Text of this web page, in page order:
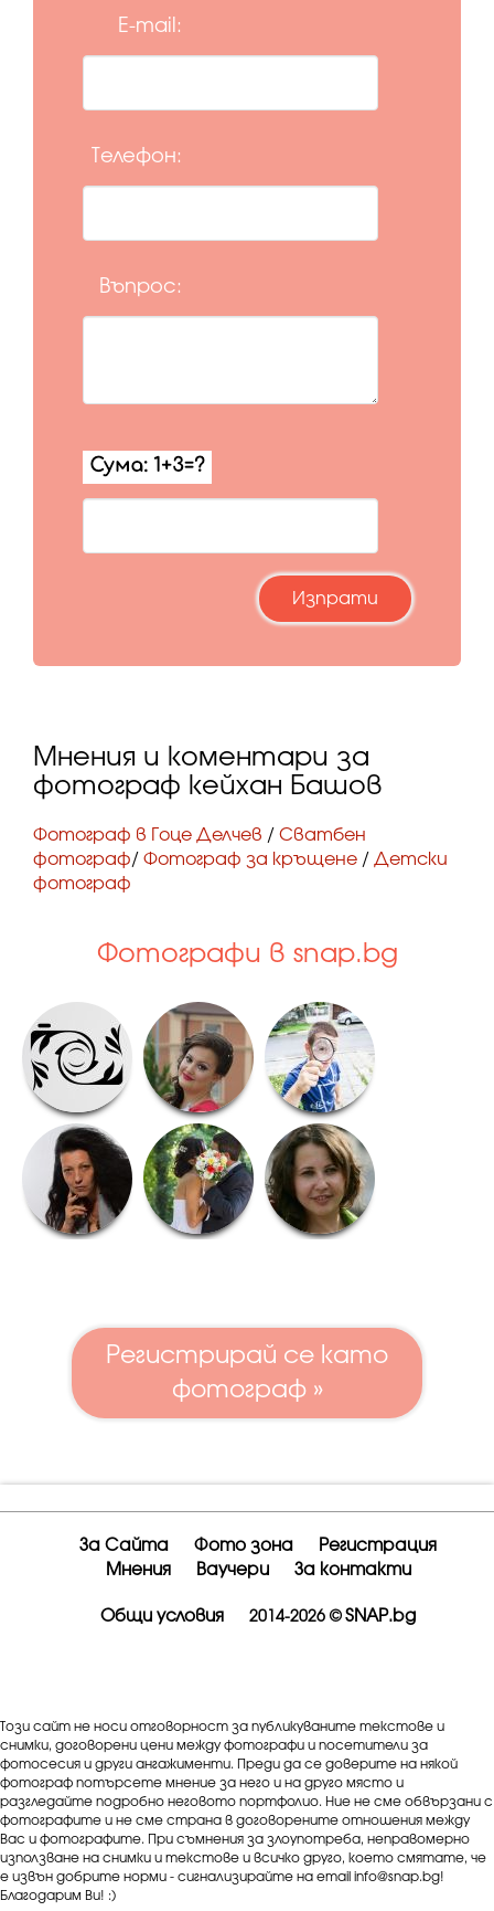
E-mail:
Телефон:
Въпрос:
Мнения и коментари за
фотограф кейхан Башов
Фотограф в Гоце Делчев / Сватбен
фотограф/ Фотограф за кръщене / Детски
фотограф
Фотографи в snap.bg
Регистрирай се като
фотограф »
За Сайта Фото зона
Регистрация
Мнения
Ваучери За контакти
Общи условия 2014-2026 © SNAP.bg
Този сайт не носи отговорност за публикуваните текстове и
снимки, договорени цени между фотографи и посетители за
фотосесия и други ангажименти. Преди да се доверите на някой
фотограф потърсете мнение за него и на друго място и
разгледайте подробно неговото портфолио. Ние не сме обвързани с
фотографите и не сме страна в договорените отношения между
Вас и фотографите. При съмнения за злоупотреба, неправомерно
използване на снимки и текстове и всичко друго, което смятате, че
е извън добрите норми - сигнализирайте на email info@snap.bg!
Благодарим Ви! :)